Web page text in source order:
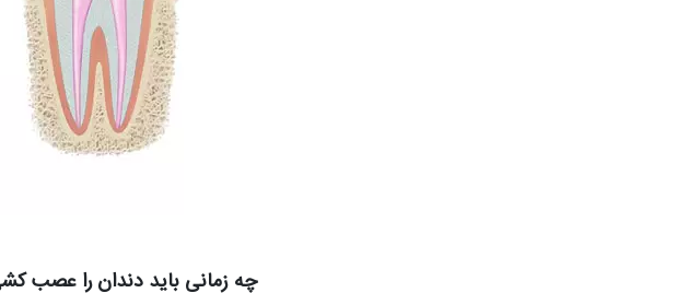
چه زمانی باید دندان را عصب